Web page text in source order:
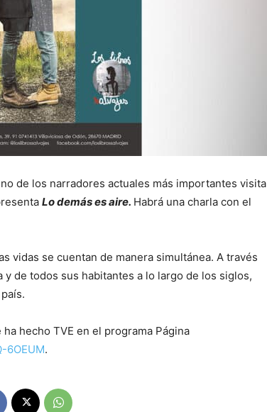
de los narradores actuales más importantes visita
Lo demás es aire. Habrá una charla con el
vidas se cuentan de manera simultánea. A través
de todos sus habitantes a lo largo de los siglos,
hecho TVE en el programa Página
6OEUM.